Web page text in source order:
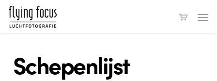
Skip
main
Schepenlijst